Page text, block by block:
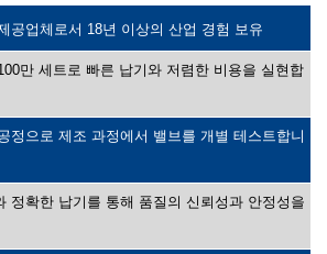
공업체로서 18년 이상의 산업 경험 보유
만 세트로 빠른 납기와 저렴한 비용을 실현합
정으로 제조 과정에서 밸브를 개별 테스트합니
정확한 납기를 통해 품질의 신뢰성과 안정성을